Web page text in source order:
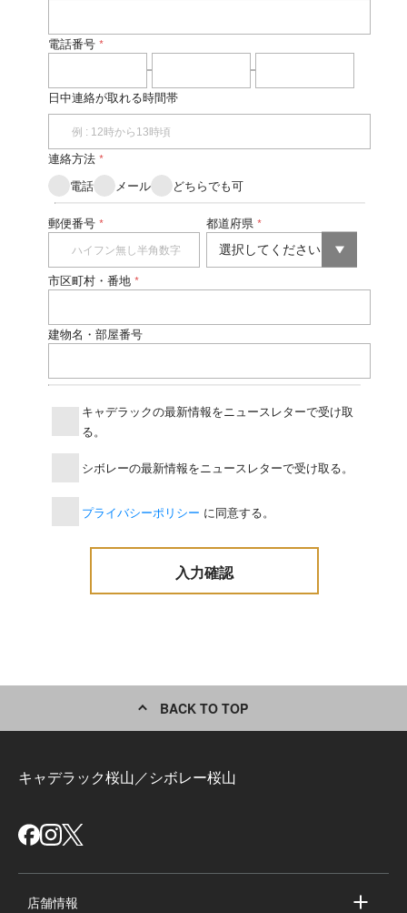
電話番号 *
日中連絡が取れる時間帯
連絡方法 *
電話
メール どちらでも可
郵便番号 * 都道府県 *
市区町村・番地 *
建物名・部屋番号
キャデラックの最新情報をニュースレターで受け取
る。
シボレーの最新情報をニュースレターで受け取る。
プライバシーポリシー に同意する。
BACK TO TOP
キャデラック桜山／シボレー桜山
店舗情報